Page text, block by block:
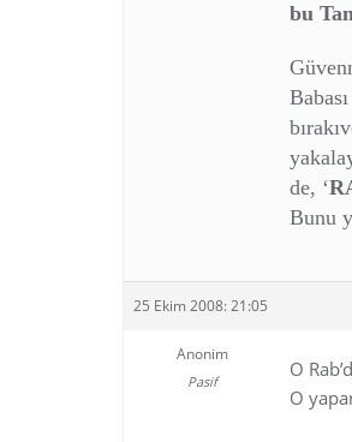
bu
de, ‘
Bunu
25 Ekim 2008: 21:05
Anonim
Pasif
O
O